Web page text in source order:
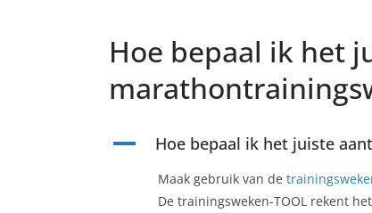
Hoe bepaal ik het
A Hoe bepaal ik het juiste
Maak gebruik van de
De trainingsweken-TOOL rekent